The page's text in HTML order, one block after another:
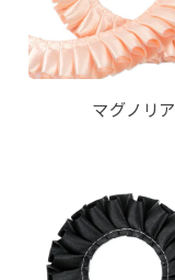
マグノリア